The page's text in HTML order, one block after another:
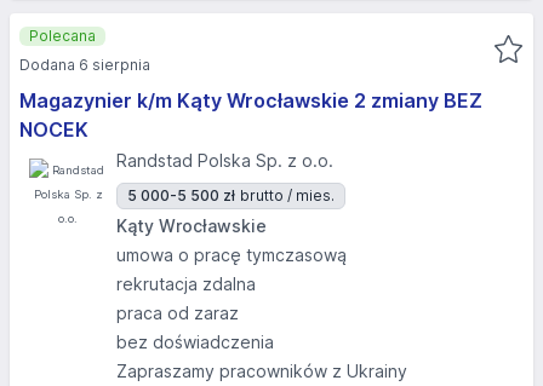
Magazynier k/m Kąty Wrocławskie 2 zmiany BEZ
NOCEK
Randstad Polska Sp. z o.o.
5 000-5 500 zł brutto / mies.
Kąty Wrocławskie
umowa o pracę tymczasową
rekrutacja zdalna
praca od zaraz
bez doświadczenia
Zapraszamy pracowników z Ukrainy
Polecana
Dodana 6 sierpnia